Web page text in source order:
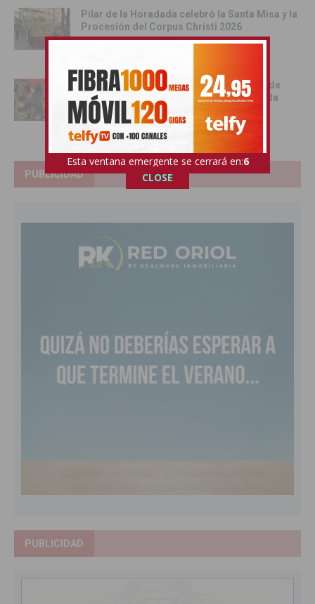
Pilar de la Horadada celebró la Santa Misa y la
Procesión del Corpus Christi 2026
11/06/2026
Benejúzar se vuelca con la gran Entrada de
Moros y Cristianos en una intensa jornada
festiva
09/06/2026
PUBLICIDAD
PUBLICIDAD
Esta ventana emergente se cerrará en:5
CLOSE